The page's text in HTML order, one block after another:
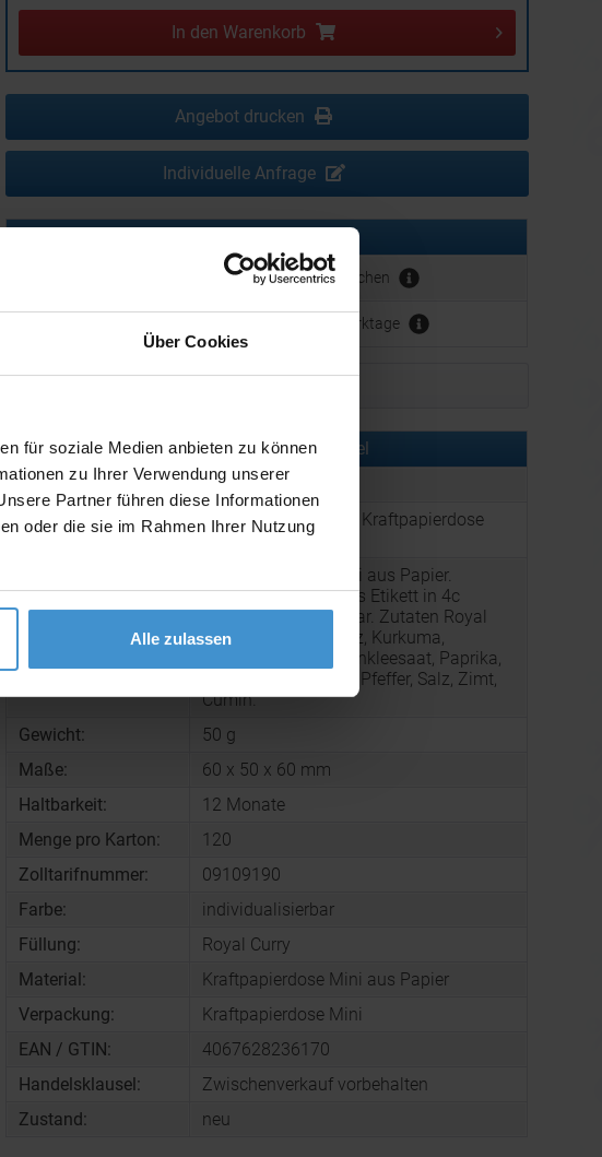
Über Cookies
für soziale Medien anbieten zu können
zu Ihrer Verwendung unserer
Partner führen diese Informationen
oder die sie im Rahmen Ihrer Nutzung
Alle zulassen
In den Warenkorb
Angebot drucken
Individuelle Anfrage
ca. 1 - 2 Wochen
ca. 3 - 5 Werktage
Produktinformationen zu diesem Werbeartikel
Artikelnummer:
FNM01858
Artikelname:
Royal Curry, ca. 50g, Kraftpapierdose
Kraftpapierdose Mini aus Papier.
Werbeanbringung als Etikett in 4c
individuell bedruckbar. Zutaten Royal
Curry: Rosa Steinsalz, Kurkuma,
SENFsaat, Bockshornkleesaat, Paprika,
Zwiebeln, Coriander, Pfeffer, Salz, Zimt,
Cumin.
Gewicht:
50 g
Maße:
60 x 50 x 60 mm
Haltbarkeit:
12 Monate
Menge pro Karton:
120
Zolltarifnummer:
09109190
Farbe:
individualisierbar
Füllung:
Royal Curry
Material:
Kraftpapierdose Mini aus Papier
Verpackung:
Kraftpapierdose Mini
EAN / GTIN:
4067628236170
Handelsklausel:
Zwischenverkauf vorbehalten
Zustand:
neu